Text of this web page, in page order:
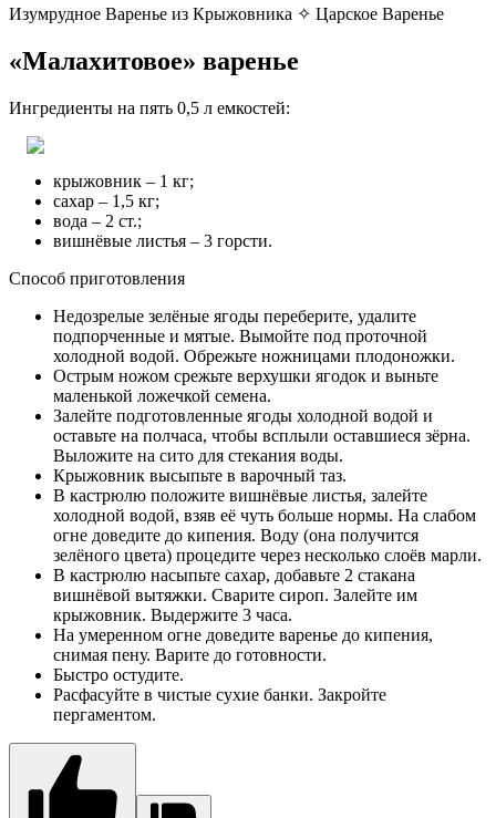
Изумрудное Варенье из Крыжовника ✧ Царское Варенье
«Малахитовое» варенье
Ингредиенты на пять 0,5 л емкостей:
крыжовник – 1 кг;
сахар – 1,5 кг;
вода – 2 ст.;
вишнёвые листья – 3 горсти.
Способ приготовления
Недозрелые зелёные ягоды переберите, удалите
подпорченные и мятые. Вымойте под проточной
холодной водой. Обрежьте ножницами плодоножки.
Острым ножом срежьте верхушки ягодок и выньте
маленькой ложечкой семена.
Залейте подготовленные ягоды холодной водой и
оставьте на полчаса, чтобы всплыли оставшиеся зёрна.
Выложите на сито для стекания воды.
Крыжовник высыпьте в варочный таз.
В кастрюлю положите вишнёвые листья, залейте
холодной водой, взяв её чуть больше нормы. На слабом
огне доведите до кипения. Воду (она получится
зелёного цвета) процедите через несколько слоёв марли.
В кастрюлю насыпьте сахар, добавьте 2 стакана
вишнёвой вытяжки. Сварите сироп. Залейте им
крыжовник. Выдержите 3 часа.
На умеренном огне доведите варенье до кипения,
снимая пену. Варите до готовности.
Быстро остудите.
Расфасуйте в чистые сухие банки. Закройте
пергаментом.